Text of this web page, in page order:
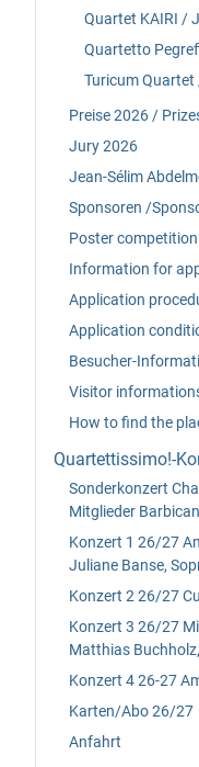
Quartet KAIRI /
Quartetto
Turicum Quartet
Preise 2026 /
Jury 2026
Jean-Sélim
Sponsoren /
Poster
Information for
Application
Application
Besucher-
Visitor
How to find the
Quartettissimo!-
Sonderkonzert
Mitglieder
Konzert 1 26/27
Juliane Banse,
Konzert 2 26/27
Konzert 3 26/27
Matthias
Konzert 4 26-27
Karten/Abo 26/27
Anfahrt